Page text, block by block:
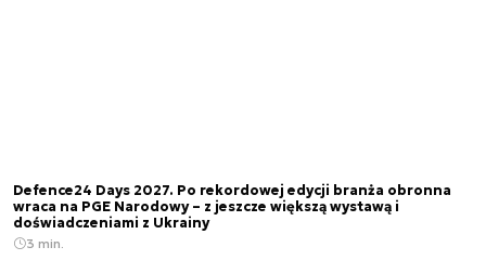
Defence24 Days 2027. Po rekordowej edycji branża obronna
wraca na PGE Narodowy – z jeszcze większą wystawą i
doświadczeniami z Ukrainy
3 min.